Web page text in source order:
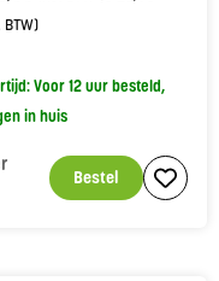
Voor 12 uur besteld,
in huis
Bestel